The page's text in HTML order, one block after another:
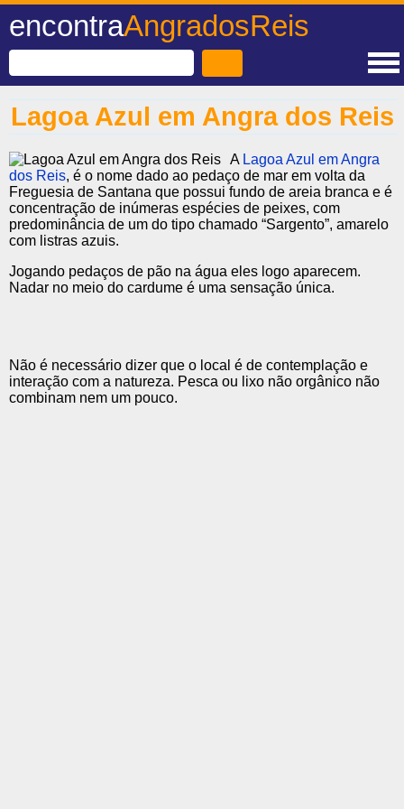
encontraAngradosReis
Lagoa Azul em Angra dos Reis
A Lagoa Azul em Angra
dos Reis, é o nome dado ao pedaço de mar em volta da
Freguesia de Santana que possui fundo de areia branca e é
concentração de inúmeras espécies de peixes, com
predominância de um do tipo chamado “Sargento”, amarelo
com listras azuis.
Jogando pedaços de pão na água eles logo aparecem.
Nadar no meio do cardume é uma sensação única.
Não é necessário dizer que o local é de contemplação e
interação com a natureza. Pesca ou lixo não orgânico não
combinam nem um pouco.